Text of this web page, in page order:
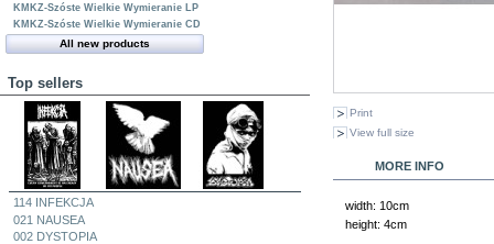
KMKZ-Szóste Wielkie Wymieranie LP
KMKZ-Szóste Wielkie Wymieranie CD
All new products
Top sellers
114 INFEKCJA
021 NAUSEA
002 DYSTOPIA
Print
View full size
MORE INFO
width: 10cm
height: 4cm